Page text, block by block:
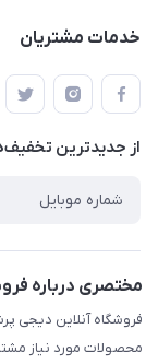
حساب کاربری
لیست محصولات
درباره ما
خدمات مشتریان
قوانین و مقررات
حریم خصوصی
راهنما
از جدید‌ترین
مختصری درباره
فروشگاه آنلاین دیجی
محصولات مورد نیاز